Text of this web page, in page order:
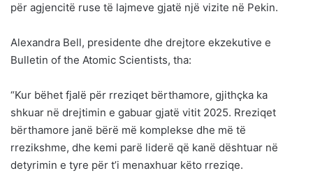
për agjencitë ruse të lajmeve gjatë një vizite në Pekin.
Alexandra Bell, presidente dhe drejtore ekzekutive e
Bulletin of the Atomic Scientists, tha:
“Kur bëhet fjalë për rreziqet bërthamore, gjithçka ka
shkuar në drejtimin e gabuar gjatë vitit 2025. Rreziqet
bërthamore janë bërë më komplekse dhe më të
rrezikshme, dhe kemi parë liderë që kanë dështuar në
detyrimin e tyre për t’i menaxhuar këto rreziqe.